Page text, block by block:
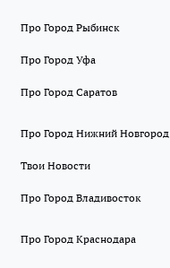
Про Город Рыбинск
Про Город Уфа
Про Город Саратов
Про Город Нижний Новгород
Твои Новости
Про Город Владивосток
Про Город Краснодара